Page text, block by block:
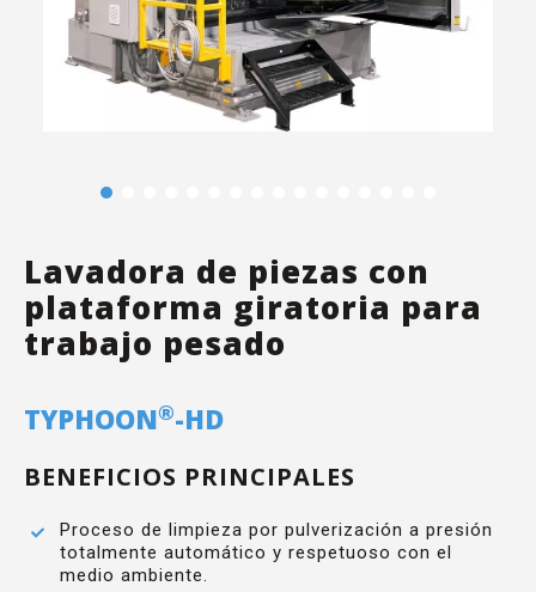
Lavadora de piezas con
plataforma giratoria para
trabajo pesado
TYPHOON®-HD
BENEFICIOS PRINCIPALES
Proceso de limpieza por pulverización a presión
totalmente automático y respetuoso con el
medio ambiente.